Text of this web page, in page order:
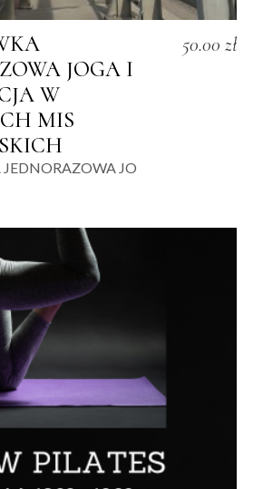
JOGA I
W
MIS
50.00 zł
JO